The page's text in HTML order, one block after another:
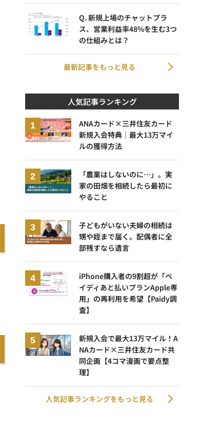
Q. 新規上場のチャットプラ
ス、営業利益率48%を生む3つ
の仕組みとは？
最新記事をもっと見る
人気記事ランキング
ANAカード×三井住友カード
新規入会特典｜最大13万マイ
ルの獲得方法
「農業はしないのに…」。実
家の田畑を相続したら最初に
やること
子どもがいない夫婦の相続は
甥や姪まで届く。配偶者に全
部残すなら遺言
iPhone購入者の9割超が「ペ
イディあと払いプランApple専
用」の再利用を希望【Paidy調
査】
新規入会で最大13万マイル！A
NAカード×三井住友カード共
同企画【4コマ漫画で要点整
理】
人気記事ランキングをもっと見る